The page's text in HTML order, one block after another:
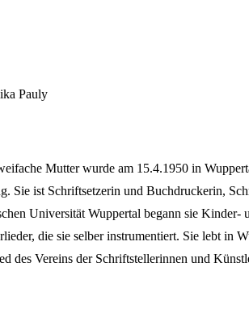
Pauly
Mutter wurde am 15.4.1950 in
Sie ist Schriftsetzerin und Buchdruckerin,
Universität Wuppertal begann sie Kinder-
die sie selber instrumentiert. Sie lebt in
des Vereins der Schriftstellerinnen und